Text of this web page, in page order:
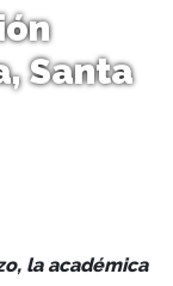
Santa
la académica